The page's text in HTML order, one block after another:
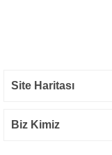
Site Haritası
Biz Kimiz